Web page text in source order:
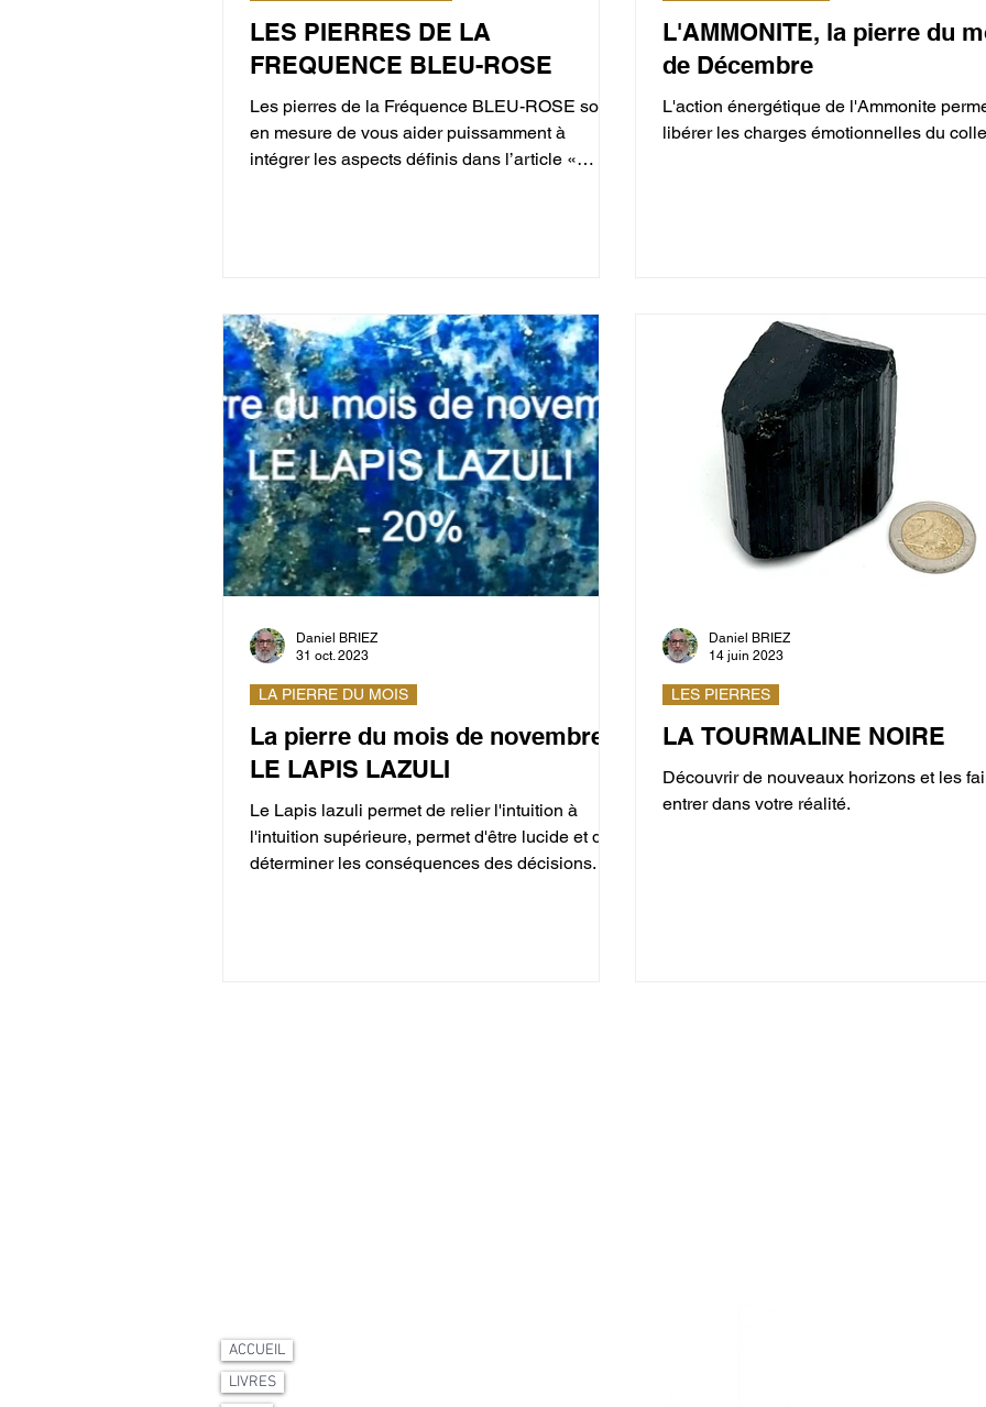
LES PIERRES DE LA
FREQUENCE BLEU-ROSE
Les pierres de la Fréquence BLEU-ROSE sont
en mesure de vous aider puissamment à
intégrer les aspects définis dans l’article «
code de remise 251BLEU. Les pierres de la
Fréquence BLEU Aigue-marine L’Aigue-marine
est considérée comme la pierre de
communication par excel
L'AMMONITE, la pierre du
de Décembre
L'action énergétique de l'Ammonite
libérer les charges émotionnelles du
La pierre du mois de novembre:
LE LAPIS LAZULI
Le Lapis lazuli permet de relier l'intuition à
l'intuition supérieure, permet d'être lucide et de
déterminer les conséquences des décisions.
LA PIERRE DU MOIS
Daniel BRIEZ
31 oct. 2023
LA TOURMALINE NOIRE
Découvrir de nouveaux horizons et les
entrer dans votre réalité.
LES PIERRES
Daniel BRIEZ
14 juin 2023
ACCUEIL
LIVRES